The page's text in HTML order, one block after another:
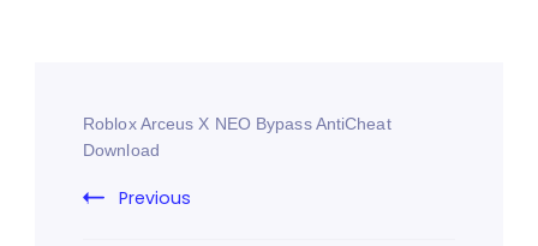
Roblox Arceus X NEO Bypass AntiCheat
Download
Previous